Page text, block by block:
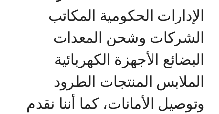
الإدارات الحكومية المكاتب
الشركات وشحن المعدات
البضائع الأجهزة الكهربائية
الملابس المنتجات الطرود
وتوصيل الأمانات، كما أننا نقدم